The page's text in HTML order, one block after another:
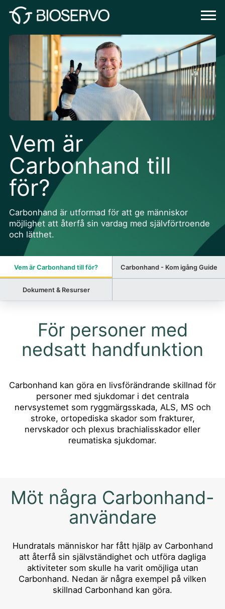
Vem är
Carbonhand till
för?
Carbonhand är utformad för att ge människor
möjlighet att återfå sin vardag med självförtroende
och lätthet.
Vem är Carbonhand till för? Carbonhand - Kom igång Guide
Dokument & Resurser
För personer med
nedsatt handfunktion
Carbonhand kan göra en livsförändrande skillnad för
personer med sjukdomar i det centrala
nervsystemet som ryggmärgsskada, ALS, MS och
stroke, ortopediska skador som frakturer,
nervskador och plexus brachialisskador eller
reumatiska sjukdomar.
Möt några Carbonhand-
användare
Hundratals människor har fått hjälp av Carbonhand
att återfå sin självständighet och utföra dagliga
aktiviteter som skulle ha varit omöjliga utan
Carbonhand. Nedan är några exempel på vilken
skillnad Carbonhand kan göra.